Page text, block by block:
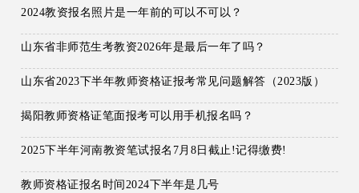
2024教资报名照片是一年前的可以不可以？
山东省非师范生考教资2026年是最后一年了吗？
山东省2023下半年教师资格证报考常见问题解答（2023版）
揭阳教师资格证笔面报考可以用手机报名吗？
2025下半年河南教资笔试报名7月8日截止!记得缴费!
教师资格证报名时间2024下半年是几号